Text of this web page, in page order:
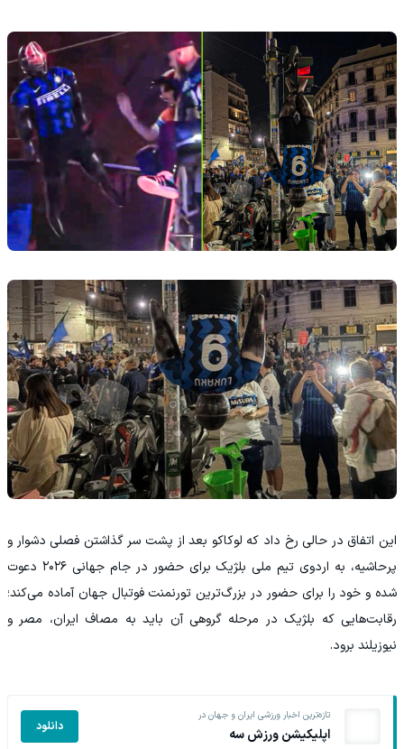
این اتفاق در حالی رخ داد که لوکاکو بعد از پشت سر گذاشتن فصلی دشوار و
پرحاشیه، به اردوی تیم ملی بلژیک برای حضور در جام جهانی ۲۰۲۶ دعوت
شده و خود را برای حضور در بزرگ‌ترین تورنمنت فوتبال جهان آماده می‌کند؛
رقابت‌هایی که بلژیک در مرحله گروهی آن باید به مصاف ایران، مصر و
نیوزیلند برود.
تازه‌ترین اخبار ورزشی ایران و جهان در
اپلیکیشن ورزش سه دانلود